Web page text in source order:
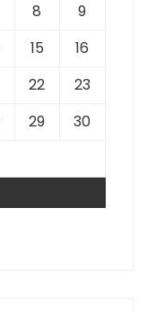
8
9
15
16
22
23
29
30